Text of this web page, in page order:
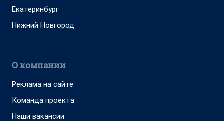
Екатеринбург
Нижний Новгород
О компании
Реклама на сайте
Команда проекта
Наши вакансии